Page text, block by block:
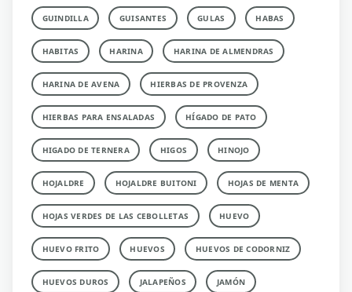
GUINDILLA GUISANTES GULAS HABAS
HABITAS HARINA HARINA DE ALMENDRAS
HARINA DE AVENA HIERBAS DE PROVENZA
HIERBAS PARA ENSALADAS HÍGADO DE PATO
HIGADO DE TERNERA HIGOS HINOJO
HOJALDRE HOJALDRE BUITONI HOJAS DE MENTA
HOJAS VERDES DE LAS CEBOLLETAS HUEVO
HUEVO FRITO HUEVOS HUEVOS DE CODORNIZ
HUEVOS DUROS JALAPEÑOS JAMÓN